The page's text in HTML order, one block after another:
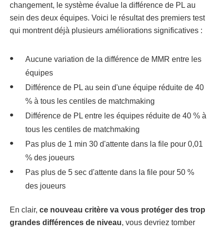
changement, le système évalue la différence de PL au
sein des deux équipes. Voici le résultat des premiers test
qui montrent déjà plusieurs améliorations significatives :
Aucune variation de la différence de MMR entre les
équipes
Différence de PL au sein d'une équipe réduite de 40
% à tous les centiles de matchmaking
Différence de PL entre les équipes réduite de 40 % à
tous les centiles de matchmaking
Pas plus de 1 min 30 d'attente dans la file pour 0,01
% des joueurs
Pas plus de 5 sec d'attente dans la file pour 50 %
des joueurs
En clair, ce nouveau critère va vous protéger des trop
grandes différences de niveau, vous devriez tomber